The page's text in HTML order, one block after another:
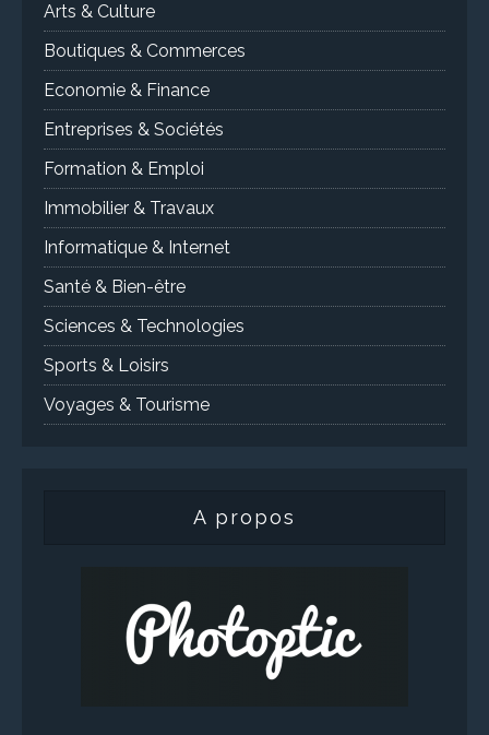
Arts & Culture
Boutiques & Commerces
Economie & Finance
Entreprises & Sociétés
Formation & Emploi
Immobilier & Travaux
Informatique & Internet
Santé & Bien-être
Sciences & Technologies
Sports & Loisirs
Voyages & Tourisme
A propos